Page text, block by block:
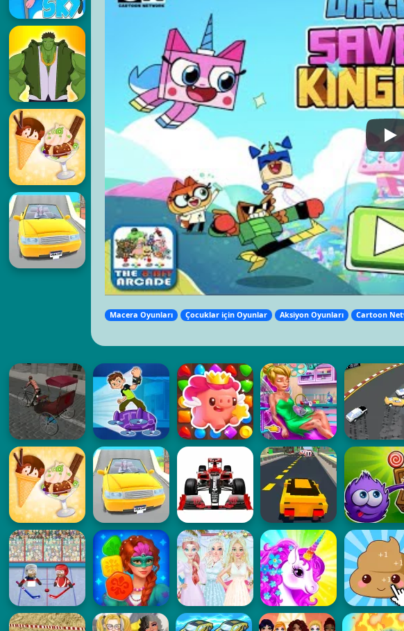
Macera Oyunları Çocuklar için Oyunlar Aksiyon Oyunları Cartoon